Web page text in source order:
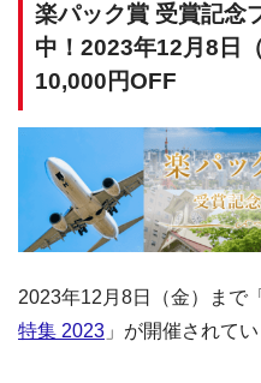
楽パック賞 受賞記念
中！2023年12月8日
10,000円OFF
2023年12月8日（金）まで「
特集 2023 」が開催されてい